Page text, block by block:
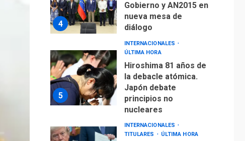
5
la debacle atómica.
Japón debate
principios no
6
INTERNACIONALES
TITULARES
ÚLTIMA HORA
Trump vuelve intenta
nuevamente limitar
ciudadanía por
nacimiento
GUERRA EN EL MUNDO
TITULARES
ÚLTIMA HORA